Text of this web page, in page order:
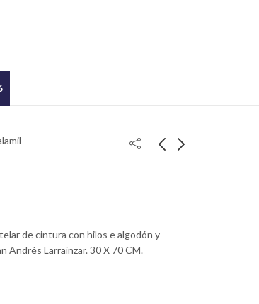
de cintura con hilos e algodón y
Andrés Larraínzar. 30 X 70 CM.